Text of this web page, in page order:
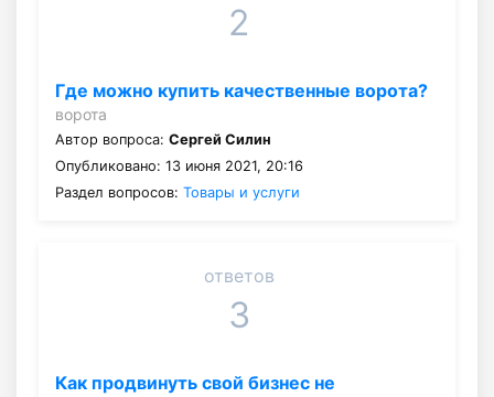
2
Где можно купить качественные ворота?
ворота
Автор вопроса: Сергей Силин
Опубликовано: 13 июня 2021, 20:16
Раздел вопросов: Товары и услуги
ответов
3
Как продвинуть свой бизнес не